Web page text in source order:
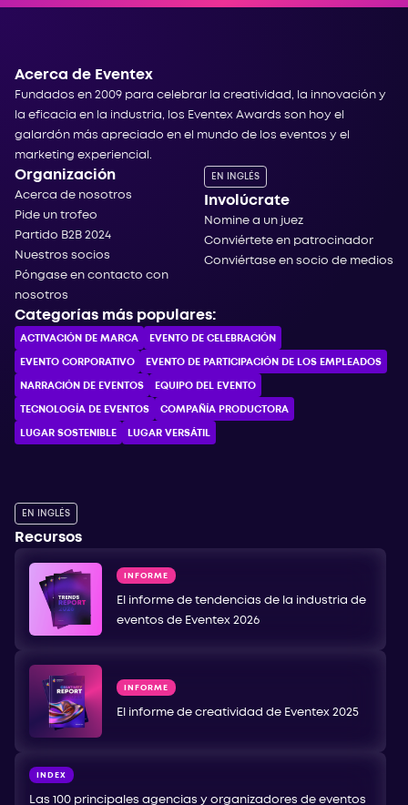
Acerca de Eventex
Fundados en 2009 para celebrar la creatividad, la innovación y
la eficacia en la industria, los Eventex Awards son hoy el
galardón más apreciado en el mundo de los eventos y el
marketing experiencial.
Organización
Acerca de nosotros
Pide un trofeo
Partido B2B 2024
Nuestros socios
Póngase en contacto con
nosotros
EN INGLÉS
Involúcrate
Nomine a un juez
Conviértete en patrocinador
Conviértase en socio de medios
Categorías más populares:
ACTIVACIÓN DE MARCA EVENTO DE CELEBRACIÓN
EVENTO CORPORATIVO EVENTO DE PARTICIPACIÓN DE LOS EMPLEADOS
NARRACIÓN DE EVENTOS EQUIPO DEL EVENTO
TECNOLOGÍA DE EVENTOS COMPAÑÍA PRODUCTORA
LUGAR SOSTENIBLE LUGAR VERSÁTIL
EN INGLÉS
Recursos
INFORME
El informe de tendencias de la industria de
eventos de Eventex 2026
INFORME
El informe de creatividad de Eventex 2025
INDEX
Las 100 principales agencias y organizadores de eventos